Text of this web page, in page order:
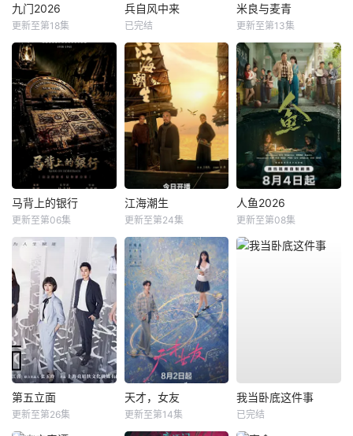
九门2026
更新至第18集
兵自风中来
已完结
米良与麦青
更新至第13集
马背上的银行
更新至第06集
江海潮生
更新至第24集
人鱼2026
更新至第08集
第五立面
更新至第26集
天才，女友
更新至第14集
我当卧底这件事
已完结